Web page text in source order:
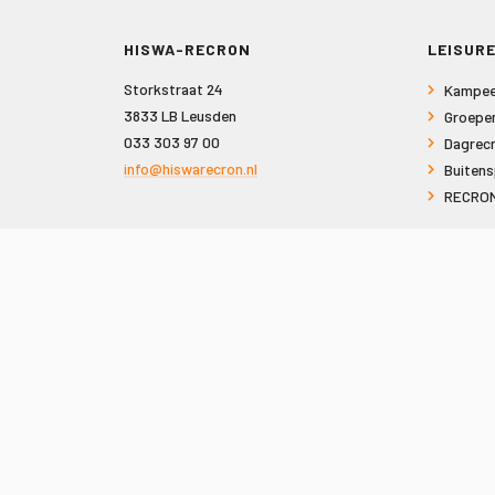
HISWA-RECRON
Storkstraat 24
3833 LB Leusden
033 303 97 00
info@hiswarecron.nl